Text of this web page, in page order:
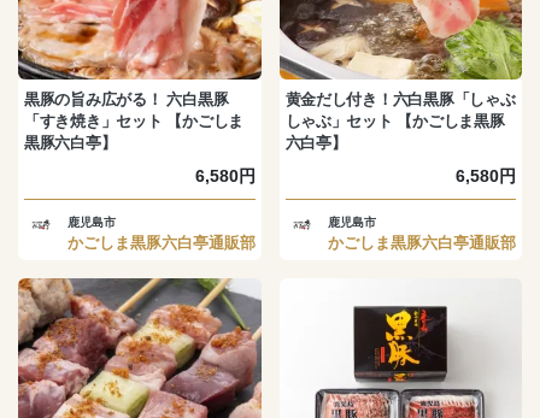
黒豚の旨み広がる！ 六白黒豚
「すき焼き」セット 【かごしま
黒豚六白亭】
6,580円
鹿児島市
かごしま黒豚六白亭通販部
黄金だし付き！六白黒豚「しゃぶ
しゃぶ」セット 【かごしま黒豚
六白亭】
6,580円
鹿児島市
かごしま黒豚六白亭通販部